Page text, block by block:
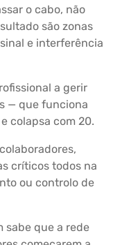
o cabo, não
são zonas
e interferência
a gerir
— que funciona
colapsa com 20.
críticos todos na
ou controlo de
sabe que a rede